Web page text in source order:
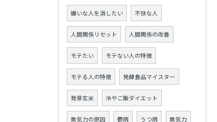
嫌いな人を消したい 不快な人
人間関係リセット 人間関係の改善
モテたい モテない人の特徴
モテる人の特徴 発酵食品マイスター
発芽玄米 冷やご飯ダイエット
無気力の原因 鬱病 うつ病 無気力